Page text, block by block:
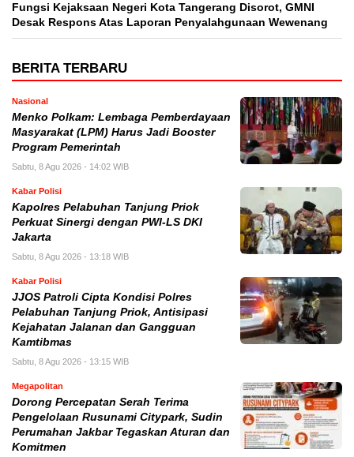
Fungsi Kejaksaan Negeri Kota Tangerang Disorot, GMNI
Desak Respons Atas Laporan Penyalahgunaan Wewenang
BERITA TERBARU
Nasional
Menko Polkam: Lembaga Pemberdayaan
Masyarakat (LPM) Harus Jadi Booster
Program Pemerintah
Sabtu, 8 Agu 2026 - 14:02 WIB
Kabar Polisi
Kapolres Pelabuhan Tanjung Priok
Perkuat Sinergi dengan PWI-LS DKI
Jakarta
Sabtu, 8 Agu 2026 - 13:18 WIB
Kabar Polisi
JJOS Patroli Cipta Kondisi Polres
Pelabuhan Tanjung Priok, Antisipasi
Kejahatan Jalanan dan Gangguan
Kamtibmas
Sabtu, 8 Agu 2026 - 13:15 WIB
Megapolitan
Dorong Percepatan Serah Terima
Pengelolaan Rusunami Citypark, Sudin
Perumahan Jakbar Tegaskan Aturan dan
Komitmen